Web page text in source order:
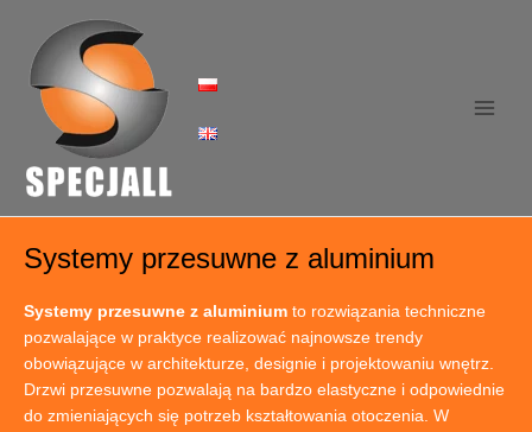
content
Systemy przesuwne z aluminium
Systemy przesuwne z aluminium to rozwiązania techniczne
pozwalające w praktyce realizować najnowsze trendy
obowiązujące w architekturze, designie i projektowaniu wnętrz.
Drzwi przesuwne pozwalają na bardzo elastyczne i odpowiednie
do zmieniających się potrzeb kształtowania otoczenia. W